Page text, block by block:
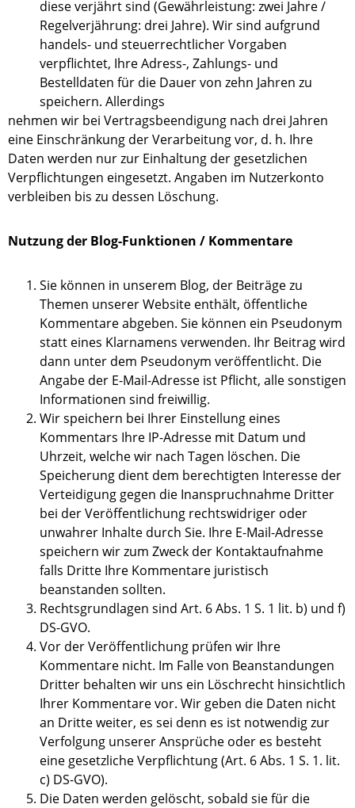
diese verjährt sind (Gewährleistung: zwei Jahre /
Regelverjährung: drei Jahre). Wir sind aufgrund
handels- und steuerrechtlicher Vorgaben
verpflichtet, Ihre Adress-, Zahlungs- und
Bestelldaten für die Dauer von zehn Jahren zu
speichern. Allerdings
nehmen wir bei Vertragsbeendigung nach drei Jahren
eine Einschränkung der Verarbeitung vor, d. h. Ihre
Daten werden nur zur Einhaltung der gesetzlichen
Verpflichtungen eingesetzt. Angaben im Nutzerkonto
verbleiben bis zu dessen Löschung.
Nutzung der Blog-Funktionen / Kommentare
Sie können in unserem Blog, der Beiträge zu
Themen unserer Website enthält, öffentliche
Kommentare abgeben. Sie können ein Pseudonym
statt eines Klarnamens verwenden. Ihr Beitrag wird
dann unter dem Pseudonym veröffentlicht. Die
Angabe der E-Mail-Adresse ist Pflicht, alle sonstigen
Informationen sind freiwillig.
Wir speichern bei Ihrer Einstellung eines
Kommentars Ihre IP-Adresse mit Datum und
Uhrzeit, welche wir nach Tagen löschen. Die
Speicherung dient dem berechtigten Interesse der
Verteidigung gegen die Inanspruchnahme Dritter
bei der Veröffentlichung rechtswidriger oder
unwahrer Inhalte durch Sie. Ihre E-Mail-Adresse
speichern wir zum Zweck der Kontaktaufnahme
falls Dritte Ihre Kommentare juristisch
beanstanden sollten.
Rechtsgrundlagen sind Art. 6 Abs. 1 S. 1 lit. b) und f)
DS-GVO.
Vor der Veröffentlichung prüfen wir Ihre
Kommentare nicht. Im Falle von Beanstandungen
Dritter behalten wir uns ein Löschrecht hinsichtlich
Ihrer Kommentare vor. Wir geben die Daten nicht
an Dritte weiter, es sei denn es ist notwendig zur
Verfolgung unserer Ansprüche oder es besteht
eine gesetzliche Verpflichtung (Art. 6 Abs. 1 S. 1. lit.
c) DS-GVO).
Die Daten werden gelöscht, sobald sie für die